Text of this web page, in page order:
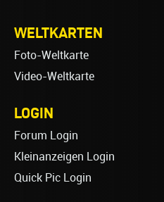
WELTKARTEN
Foto-Weltkarte
Video-Weltkarte
LOGIN
Forum Login
Kleinanzeigen Login
Quick Pic Login